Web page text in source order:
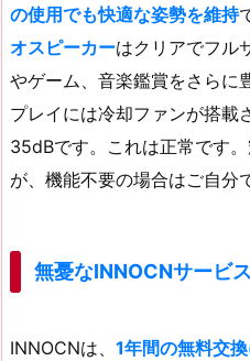
の使用でも快適な姿勢を維持
オスピーカーはクリアでフル
やゲーム、音楽鑑賞をさらに
プレイには冷却ファンが搭載
35dBです。これは正常です
が、機能不要の場合はご自分
無憂なINNOCNサービス
INNOCNは、 1年間の無料交